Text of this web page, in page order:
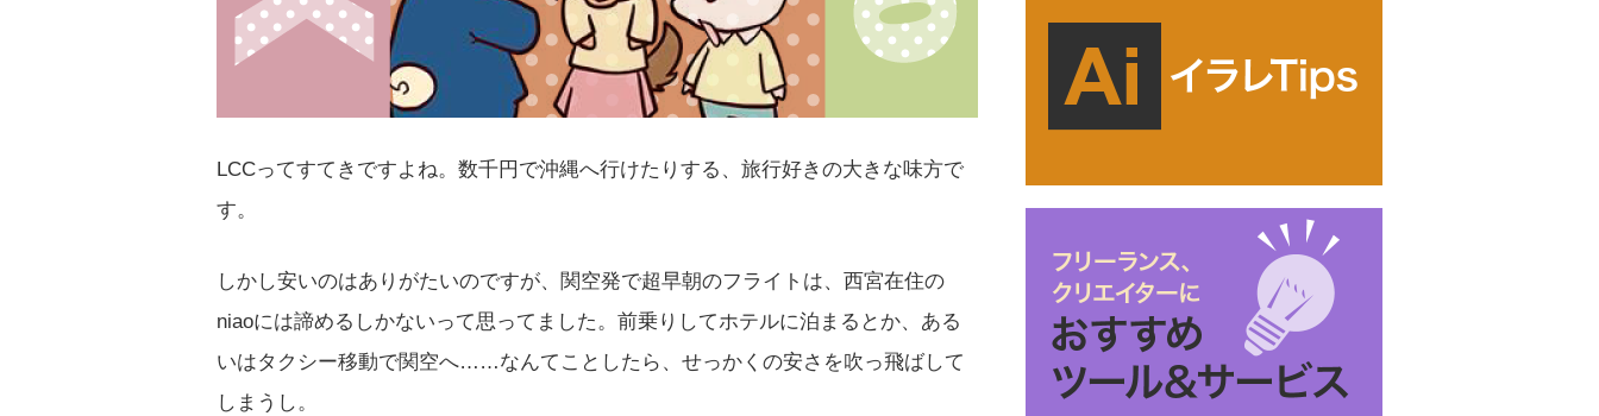
LCCってすてきですよね。数千円で沖縄へ行けたりする、旅行好きの大きな味方で
す。
しかし安いのはありがたいのですが、関空発で超早朝のフライトは、西宮在住の
niaoには諦めるしかないって思ってました。前乗りしてホテルに泊まるとか、ある
いはタクシー移動で関空へ……なんてことしたら、せっかくの安さを吹っ飛ばして
しまうし。